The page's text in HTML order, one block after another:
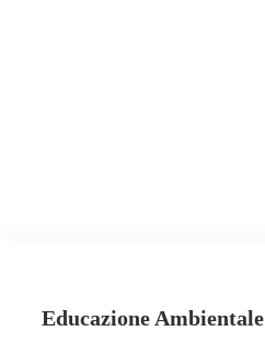
1
Educazione Ambientale